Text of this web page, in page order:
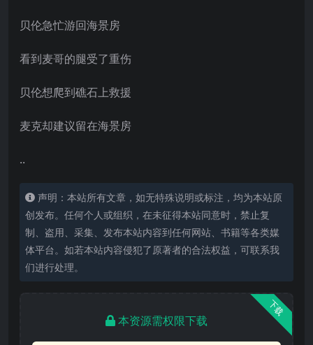
贝伦急忙游回海景房
看到麦哥的腿受了重伤
贝伦想爬到礁石上救援
麦克却建议留在海景房
..
声明：本站所有文章，如无特殊说明或标注，均为本站原
创发布。任何个人或组织，在未征得本站同意时，禁止复
制、盗用、采集、发布本站内容到任何网站、书籍等各类媒
体平台。如若本站内容侵犯了原著者的合法权益，可联系我
们进行处理。
下载
本资源需权限下载